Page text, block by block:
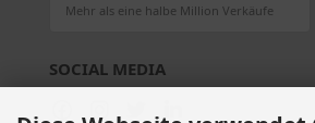
Mehr als eine halbe Million Verkäufe
SOCIAL MEDIA